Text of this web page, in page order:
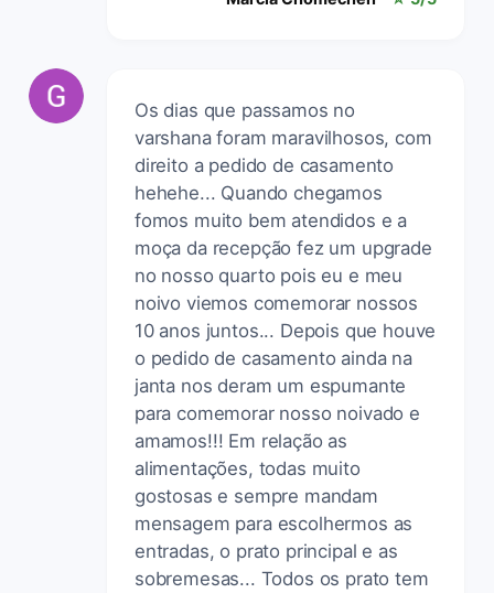
Os dias que passamos no
varshana foram maravilhosos, com
direito a pedido de casamento
hehehe... Quando chegamos
fomos muito bem atendidos e a
moça da recepção fez um upgrade
no nosso quarto pois eu e meu
noivo viemos comemorar nossos
10 anos juntos... Depois que houve
o pedido de casamento ainda na
janta nos deram um espumante
para comemorar nosso noivado e
amamos!!! Em relação as
alimentações, todas muito
gostosas e sempre mandam
mensagem para escolhermos as
entradas, o prato principal e as
sobremesas... Todos os prato tem